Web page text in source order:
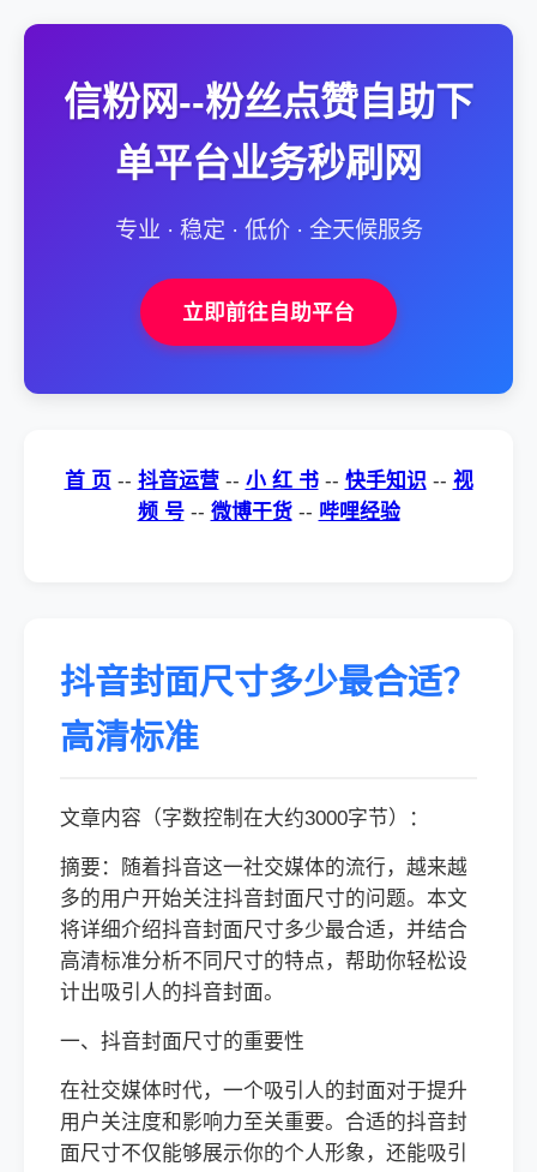
信粉网--粉丝点赞自助下
单平台业务秒刷网
专业 · 稳定 · 低价 · 全天候服务
立即前往自助平台
首 页 -- 抖音运营 -- 小 红 书 -- 快手知识 -- 视
频 号 -- 微博干货 -- 哔哩经验
抖音封面尺寸多少最合适？
高清标准
文章内容（字数控制在大约3000字节）：
摘要：随着抖音这一社交媒体的流行，越来越
多的用户开始关注抖音封面尺寸的问题。本文
将详细介绍抖音封面尺寸多少最合适，并结合
高清标准分析不同尺寸的特点，帮助你轻松设
计出吸引人的抖音封面。
一、抖音封面尺寸的重要性
在社交媒体时代，一个吸引人的封面对于提升
用户关注度和影响力至关重要。合适的抖音封
面尺寸不仅能够展示你的个人形象，还能吸引